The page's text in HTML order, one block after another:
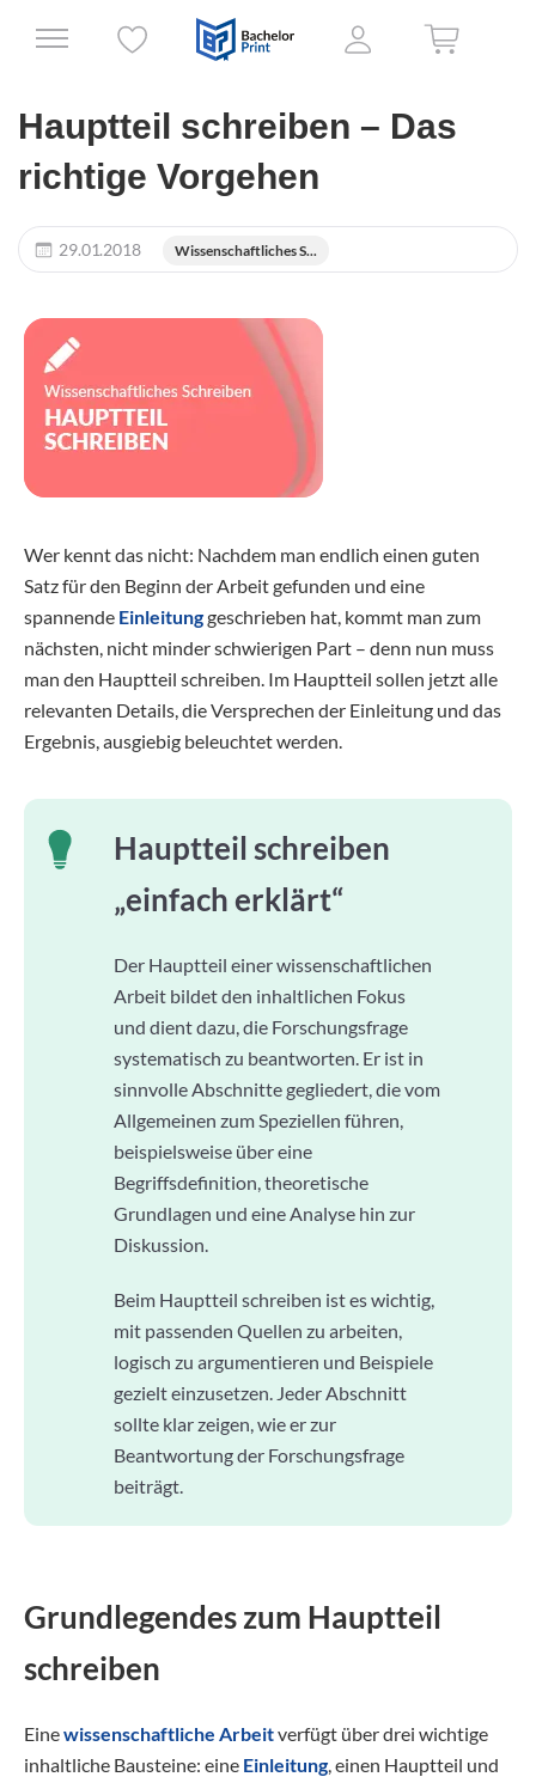
Hauptteil schreiben – Das
richtige Vorgehen
29.01.2018 Wissenschaftliches S...
Wer kennt das nicht: Nachdem man endlich einen guten
Satz für den Beginn der Arbeit gefunden und eine
spannende Einleitunggeschrieben hat, kommt man zum
nächsten, nicht minder schwierigen Part – denn nun muss
man den Hauptteil schreiben. Im Hauptteil sollen jetzt alle
relevanten Details, die Versprechen der Einleitung und das
Ergebnis, ausgiebig beleuchtet werden.
Hauptteil schreiben
„einfach erklärt“
Der Hauptteil einer wissenschaftlichen
Arbeit bildet den inhaltlichen Fokus
und dient dazu, die Forschungsfrage
systematisch zu beantworten. Er ist in
sinnvolle Abschnitte gegliedert, die vom
Allgemeinen zum Speziellen führen,
beispielsweise über eine
Begriffsdefinition, theoretische
Grundlagen und eine Analyse hin zur
Diskussion.
Beim Hauptteil schreiben ist es wichtig,
mit passenden Quellen zu arbeiten,
logisch zu argumentieren und Beispiele
gezielt einzusetzen. Jeder Abschnitt
sollte klar zeigen, wie er zur
Beantwortung der Forschungsfrage
beiträgt.
Grundlegendes zum Hauptteil
schreiben
Einewissenschaftliche Arbeitverfügt über drei wichtige
inhaltliche Bausteine: eine Einleitung, einen Hauptteil und